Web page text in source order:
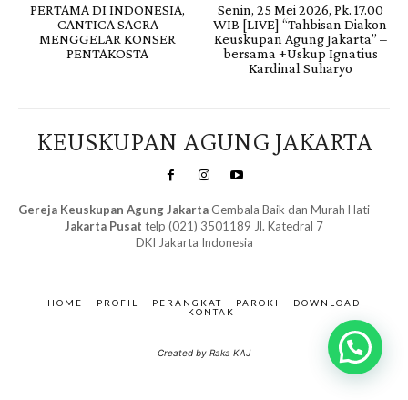
PERTAMA DI INDONESIA,
CANTICA SACRA
MENGGELAR KONSER
PENTAKOSTA
Senin, 25 Mei 2026, Pk. 17.00
WIB [LIVE] “Tahbisan Diakon
Keuskupan Agung Jakarta” –
bersama +Uskup Ignatius
Kardinal Suharyo
KEUSKUPAN AGUNG JAKARTA
Gereja Keuskupan Agung Jakarta Gembala Baik dan Murah Hati
Jakarta Pusat telp (021) 3501189 Jl. Katedral 7
DKI Jakarta Indonesia
HOME PROFIL PERANGKAT PAROKI
DOWNLOAD
KONTAK
Created by Raka KAJ